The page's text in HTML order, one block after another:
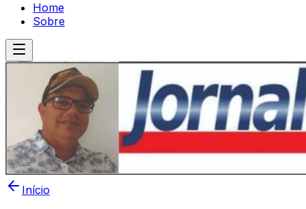
Home
Sobre
Início